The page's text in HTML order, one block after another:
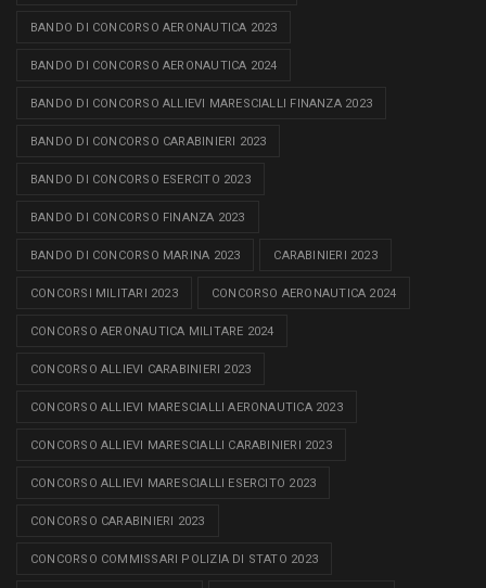
BANDO DI CONCORSO AERONAUTICA 2023
BANDO DI CONCORSO AERONAUTICA 2024
BANDO DI CONCORSO ALLIEVI MARESCIALLI FINANZA 2023
BANDO DI CONCORSO CARABINIERI 2023
BANDO DI CONCORSO ESERCITO 2023
BANDO DI CONCORSO FINANZA 2023
BANDO DI CONCORSO MARINA 2023 CARABINIERI 2023
CONCORSI MILITARI 2023 CONCORSO AERONAUTICA 2024
CONCORSO AERONAUTICA MILITARE 2024
CONCORSO ALLIEVI CARABINIERI 2023
CONCORSO ALLIEVI MARESCIALLI AERONAUTICA 2023
CONCORSO ALLIEVI MARESCIALLI CARABINIERI 2023
CONCORSO ALLIEVI MARESCIALLI ESERCITO 2023
CONCORSO CARABINIERI 2023
CONCORSO COMMISSARI POLIZIA DI STATO 2023